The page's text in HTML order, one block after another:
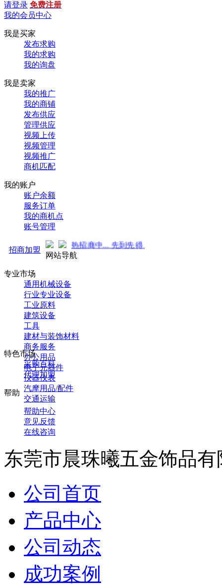
请登录 免费注册
我的会员中心
我是买家
发布求购
我的求购
我的询盘
我是卖家
我的推广
我的商铺
发布供应
管理供应
视频上传
视频管理
视频推广
商机匹配
我的账户
账户余额
服务订单
我的商机点
账号管理
招商加盟
来袭！火热招商中... 先到先得 ！
网站导航
专业市场
通用机械设备
行业专业设备
工业原料
建筑设备
工具
建材与装饰材料
商务服务
办公用品
电子元器件
仪器仪表
汽摩用品/配件
交通运输
特色市场
采购百科
代理加盟
帮助
帮助中心
意见反馈
在线咨询
东莞市晨珠曦五金饰品有
公司首页
产品中心
公司动态
成功案例